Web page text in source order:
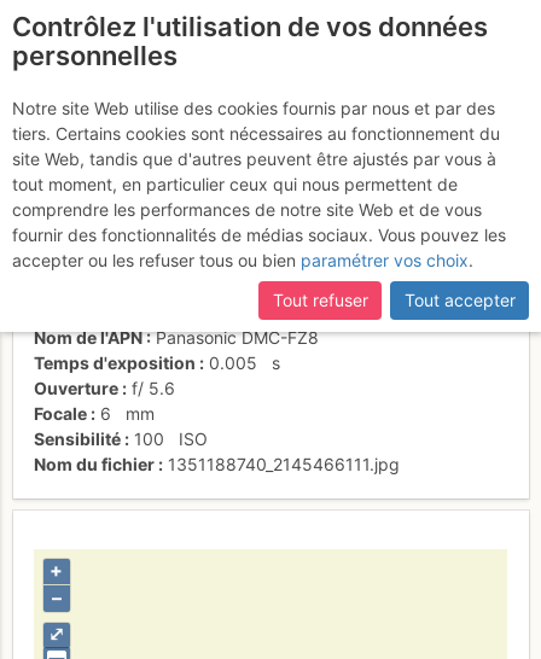
Les falaises de l'Oisan
Activités
Date/heure
25 oct. 2012 12:55
Contributeur
cevenol38
individuel (CC by-nc-nd)
Nom de l'APN
Panasonic DMC-FZ8
Temps d'exposition
0.005
s
Ouverture
f/ 5.6
Focale
6
mm
Sensibilité
100
ISO
Nom du fichier
1351188740_2145466111.jpg
⤢
+
–
Contrôlez l'utilisation de vos données
personnelles
Notre site Web utilise des cookies fournis par nous et par des
tiers. Certains cookies sont nécessaires au fonctionnement du
site Web, tandis que d'autres peuvent être ajustés par vous à
tout moment, en particulier ceux qui nous permettent de
comprendre les performances de notre site Web et de vous
fournir des fonctionnalités de médias sociaux. Vous pouvez les
accepter ou les refuser tous ou bien paramétrer vos choix.
Tout refuser
Tout accepter